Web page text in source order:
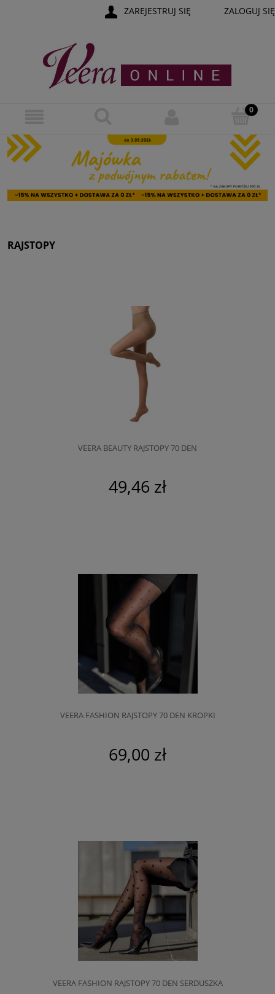
ZAREJESTRUJ SIĘ ZALOGUJ SIĘ
RAJSTOPY
VEERA BEAUTY RAJSTOPY 70 DEN
49,46 zł
VEERA FASHION RAJSTOPY 70 DEN KROPKI
69,00 zł
VEERA FASHION RAJSTOPY 70 DEN SERDUSZKA